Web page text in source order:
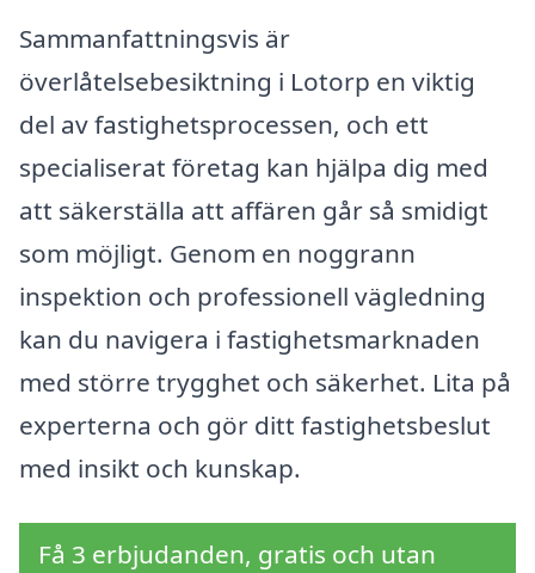
Sammanfattningsvis är
överlåtelsebesiktning i Lotorp en viktig
del av fastighetsprocessen, och ett
specialiserat företag kan hjälpa dig med
att säkerställa att affären går så smidigt
som möjligt. Genom en noggrann
inspektion och professionell vägledning
kan du navigera i fastighetsmarknaden
med större trygghet och säkerhet. Lita på
experterna och gör ditt fastighetsbeslut
med insikt och kunskap.
Få 3 erbjudanden, gratis och utan